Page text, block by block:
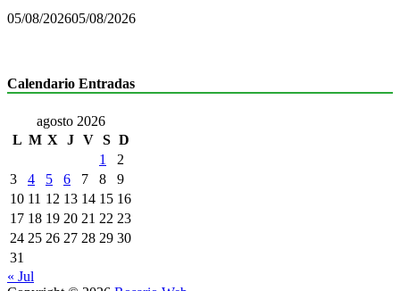
05/08/202605/08/2026
Calendario Entradas
agosto 2026
L M X J V S D
1
2
3
4 5 6 7 8
9
10 11 12 13 14 15 16
17 18 19 20 21 22 23
24 25 26 27 28 29 30
31
« Jul